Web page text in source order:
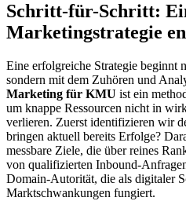
Schritt-für-Schritt:
Marketingstrategie
Eine erfolgreiche Strategie beginnt
sondern mit dem Zuhören und
Marketing für KMU ist ein
um knappe Ressourcen nicht in
verlieren. Zuerst identifizieren wir
bringen aktuell bereits Erfolge?
messbare Ziele, die über reines
von qualifizierten Inbound-
Domain-Autorität, die als digitaler
Marktschwankungen fungiert.